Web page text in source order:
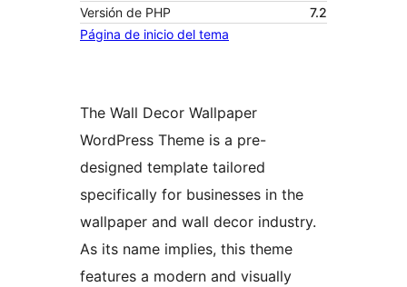
Versión de PHP
7.2
Página de inicio del tema
The Wall Decor Wallpaper
WordPress Theme is a pre-
designed template tailored
specifically for businesses in the
wallpaper and wall decor industry.
As its name implies, this theme
features a modern and visually